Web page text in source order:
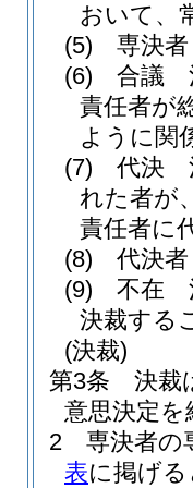
おいて、
(5)
専決
(6)
合議
責任者が
ように関
(7)
代決
れた者が
責任者に
(8)
代決
(9)
不在
決裁する
(決裁)
第3条
決裁
意思決定
2
専決者の
表に掲げ